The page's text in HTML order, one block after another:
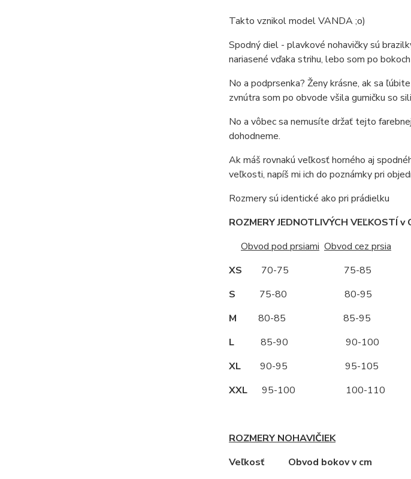
Takto vznikol model VANDA ;o)
Spodný diel - plavkové nohavičky sú
nariasené vďaka strihu, lebo som po
No a podprsenka? Ženy krásne, ak sa
zvnútra som po obvode všila gumičku so
No a vôbec sa nemusíte držať tejto
dohodneme.
Ak máš rovnakú veľkosť horného aj
veľkosti, napíš mi ich do poznámky pri
Rozmery sú identické ako pri prádielku
ROZMERY JEDNOTLIVÝCH VEĽKOSTÍ v
Obvod pod prsiami Obvod cez prsia
XS 70-75 75-85
S 75-80 80-95
M 80-85 85-95
L85-90 90-100
XL90-95 95-105
XXL95-100 100-110
ROZMERY NOHAVIČIEK
Veľkosť Obvod bokov v cm